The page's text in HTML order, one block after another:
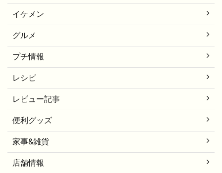
イケメン
グルメ
プチ情報
レシピ
レビュー記事
便利グッズ
家事&雑貨
店舗情報